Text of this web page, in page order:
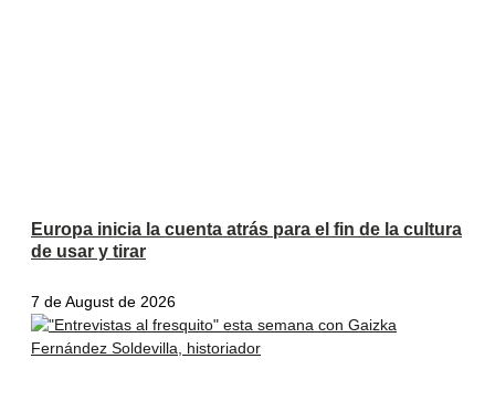
Europa inicia la cuenta atrás para el fin de la cultura
de usar y tirar
7 de August de 2026